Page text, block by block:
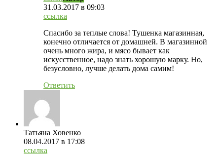
31.03.2017 в 09:03
ссылка
Спасибо за теплые слова! Тушенка магазинная,
конечно отличается от домашней. В магазинной
очень много жира, и мясо бывает как
искусственное, надо знать хорошую марку. Но,
безусловно, лучше делать дома самим!
Ответить
Татьяна Ховенко
08.04.2017 в 17:08
ссылка